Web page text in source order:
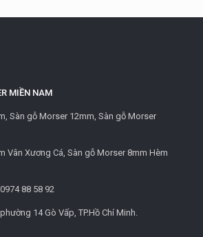
MIỀN NAM
Sàn gỗ Morser 12mm, Sàn gỗ Morser
Vân Xương Cá, Sàn gỗ Morser 8mm Hèm
0974 88 58 92
14 Gò Vấp, TP.Hồ Chí Minh.